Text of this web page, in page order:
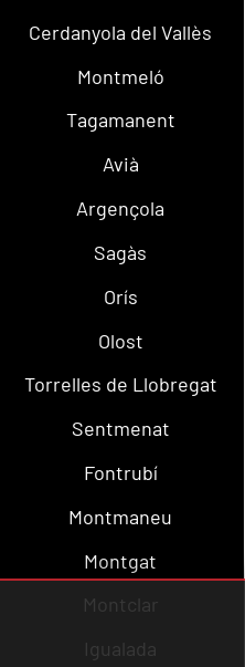
Cerdanyola del Vallès
Montmeló
Tagamanent
Avià
Argençola
Sagàs
Orís
Olost
Torrelles de Llobregat
Sentmenat
Fontrubí
Montmaneu
Montgat
Montclar
Igualada